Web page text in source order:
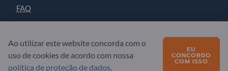
FAQ
Quem somos
Mensagem para Exportpages
Ao utilizar este website concorda com o
uso de cookies de acordo com nossa
política de proteção de dados.
EU
CONCORDO
COM ISSO